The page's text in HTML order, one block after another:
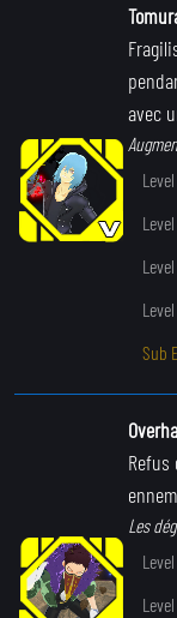
avec
Level
Level
Level
Sub
Refus
Les
Level